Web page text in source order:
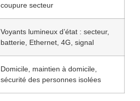
coupure secteur
Voyants lumineux d’état : secteur,
batterie, Ethernet, 4G, signal
Domicile, maintien à domicile,
sécurité des personnes isolées